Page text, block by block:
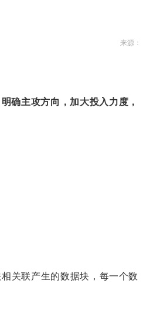
来源：
确主攻方向，加大投入力度，
关联产生的数据块，每一个数